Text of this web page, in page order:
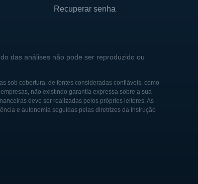
Recuperar senha
das análises não pode ser reproduzido ou
sob cobertura, de fontes consideradas confiáveis, como
não existindo garantia expressa sobre a sua
deve ser realizadas pelos próprios leitores. As
e autonomia seguidas pelas diretrizes da Instrução